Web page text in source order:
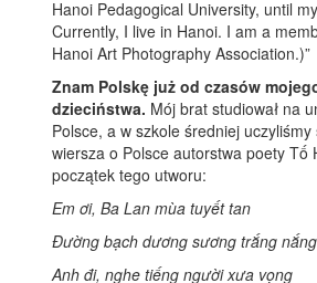
Hanoi Pedagogical University, until
Currently, I live in Hanoi. I am a
Hanoi Art Photography Association.)”
Znam Polskę już od czasów
dzieciństwa. Mój brat studiował na
Polsce, a w szkole średniej
wiersza o Polsce autorstwa poety Tố
początek tego utworu:
Em ơi, Ba Lan mùa tuyết tan
Đường bạch dương sương trắng
Anh đi, nghe tiếng người xưa vọng